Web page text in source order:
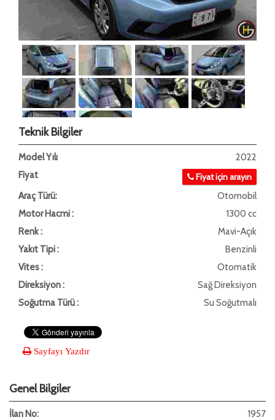
Teknik Bilgiler
Model Yılı
2022
Fiyat
Fiyat için arayın
Araç Türü:
Otomobil
Motor Hacmi :
1300 cc
Renk :
Mavi-Açık
Yakıt Tipi :
Benzinli
Vites :
Otomatik
Direksiyon :
Sağ Direksiyon
Soğutma Türü :
Su Soğutmalı
Sayfayı Yazdır
Genel Bilgiler
İlan No:
1957